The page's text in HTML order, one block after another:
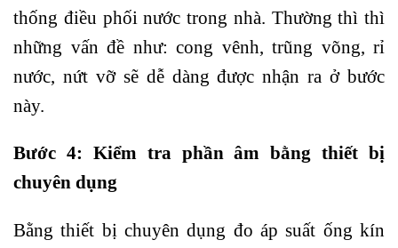
thống điều phối nước trong nhà. Thường thì thì
những vấn đề như: cong vênh, trũng võng, rỉ
nước, nứt vỡ sẽ dễ dàng được nhận ra ở bước
này.
Bước 4: Kiểm tra phần âm bằng thiết bị
chuyên dụng
Bằng thiết bị chuyên dụng đo áp suất ống kín